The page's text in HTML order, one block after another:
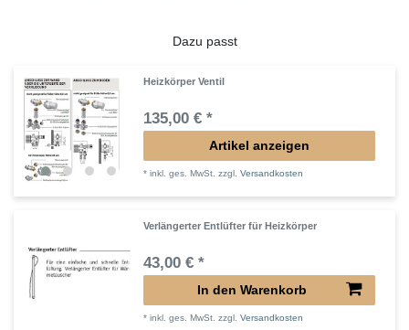
Dazu passt
Heizkörper Ventil
135,00 € *
Artikel anzeigen
*inkl. ges. MwSt. zzgl.Versandkosten
Verlängerter Entlüfter für Heizkörper
43,00 € *
In den Warenkorb
*inkl. ges. MwSt. zzgl.Versandkosten